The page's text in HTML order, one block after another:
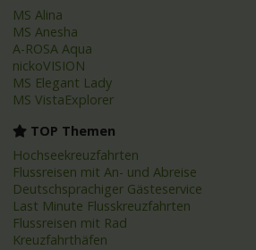
MS Alina
MS Anesha
A-ROSA Aqua
nickoVISION
MS Elegant Lady
MS VistaExplorer
TOP Themen
Hochseekreuzfahrten
Flussreisen mit An- und Abreise
Deutschsprachiger Gästeservice
Last Minute Flusskreuzfahrten
Flussreisen mit Rad
Kreuzfahrthäfen